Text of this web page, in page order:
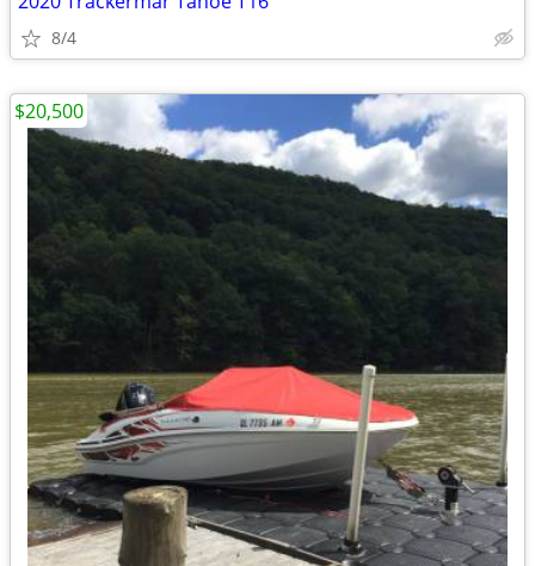
8/4
$20,500